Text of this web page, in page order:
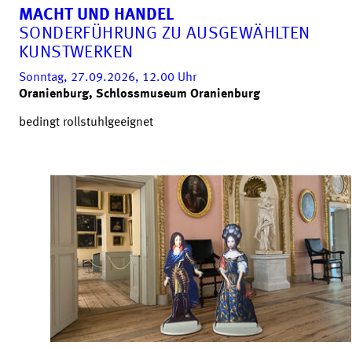
MACHT UND HANDEL
SONDERFÜHRUNG ZU AUSGEWÄHLTEN
KUNSTWERKEN
Sonntag, 27.09.2026, 12.00 Uhr
Oranienburg, Schlossmuseum Oranienburg
bedingt rollstuhlgeeignet